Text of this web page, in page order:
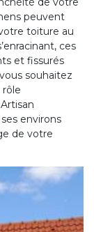
peuvent
toiture au
ces
et fissurés
souhaitez
environs
de votre